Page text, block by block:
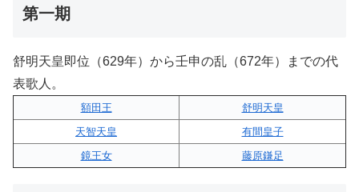
第一期
舒明天皇即位（629年）から壬申の乱（672年）までの代
表歌人。
額田王
舒明天皇
天智天皇
有間皇子
鏡王女
藤原鎌足